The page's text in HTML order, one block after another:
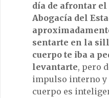
día de afrontar
Abogacía del
sentarte en la
cuerpo te iba a
levantarte, pero
impulso interno y
cuerpo es